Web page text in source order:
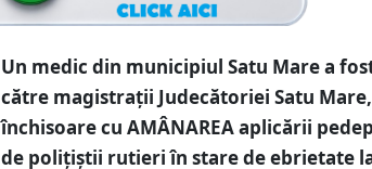
Un medic din municipiul Satu Mare a
către magistrații Judecătoriei Satu
închisoare cu AMÂNAREA aplicării
de polițiștii rutieri în stare de ebrietate